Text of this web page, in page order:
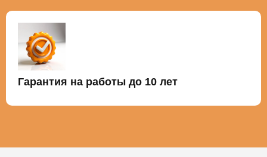
Гарантия на работы до 10 лет